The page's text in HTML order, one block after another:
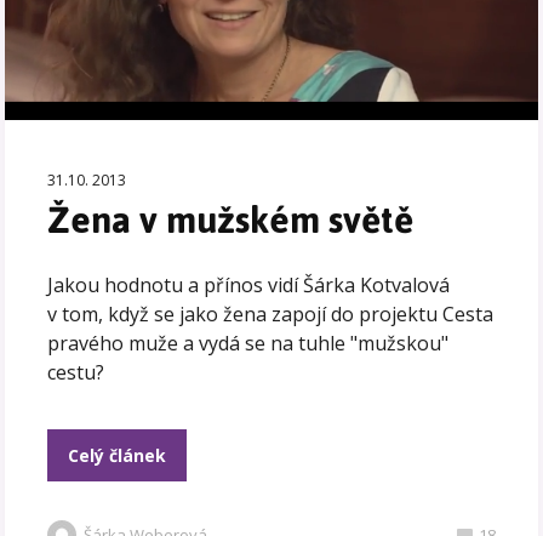
31.10. 2013
Žena v mužském světě
Jakou hodnotu a přínos vidí Šárka Kotvalová
v tom, když se jako žena zapojí do projektu Cesta
pravého muže a vydá se na tuhle "mužskou"
cestu?
Celý článek